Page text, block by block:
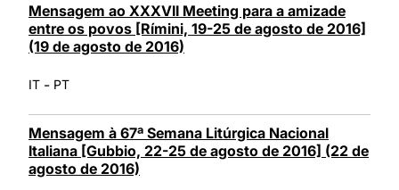
Mensagem ao XXXVII Meeting para a amizade
entre os povos [Rímini, 19-25 de agosto de 2016]
(19 de agosto de 2016)
IT - PT
Mensagem à 67ª Semana Litúrgica Nacional
Italiana [Gubbio, 22-25 de agosto de 2016] (22 de
agosto de 2016)